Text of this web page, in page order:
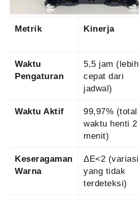
Metrik Kinerja
Waktu
Pengaturan
5,5 jam (lebih
cepat dari
jadwal)
Waktu Aktif
99,97% (total
waktu henti 2
menit)
Keseragaman
Warna
ΔE<2 (variasi
yang tidak
terdeteksi)